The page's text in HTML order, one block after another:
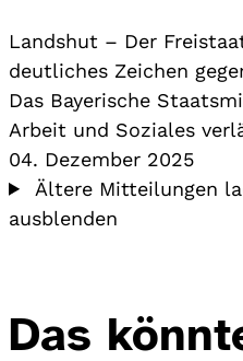
Landshut – Der
deutliches Zeichen
Das Bayerische
Arbeit und Soziales
04. Dezember 2025
Ältere Mitteilungen
ausblenden
Das